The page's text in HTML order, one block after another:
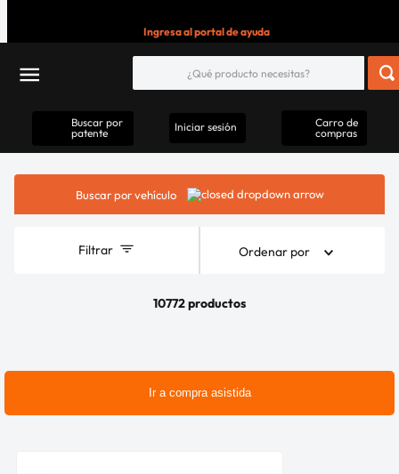
Ingresa al portal de ayuda
Buscar por
patente
Iniciar sesión
Carro de
compras
Buscar por vehículo
Filtrar Ordenar por
10772 productos
Ir a compra asistida